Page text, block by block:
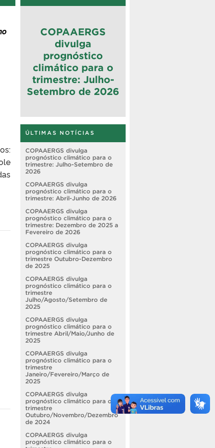
COPAAERGS
divulga
prognóstico
climático para o
trimestre: Julho-
Setembro de 2026
ÚLTIMAS NOTÍCIAS
COPAAERGS divulga
prognóstico climático para o
trimestre: Julho-Setembro de
2026
COPAAERGS divulga
prognóstico climático para o
trimestre: Abril-Junho de 2026
COPAAERGS divulga
prognóstico climático para o
trimestre: Dezembro de 2025 a
Fevereiro de 2026
COPAAERGS divulga
prognóstico climático para o
trimestre Outubro-Dezembro
de 2025
COPAAERGS divulga
prognóstico climático para o
trimestre
Julho/Agosto/Setembro de
2025
COPAAERGS divulga
prognóstico climático para o
trimestre Abril/Maio/Junho de
2025
COPAAERGS divulga
prognóstico climático para o
trimestre
Janeiro/Fevereiro/Março de
2025
COPAAERGS divulga
prognóstico climático para o
trimestre
Outubro/Novembro/Dezembro
de 2024
COPAAERGS divulga
prognóstico climático para o